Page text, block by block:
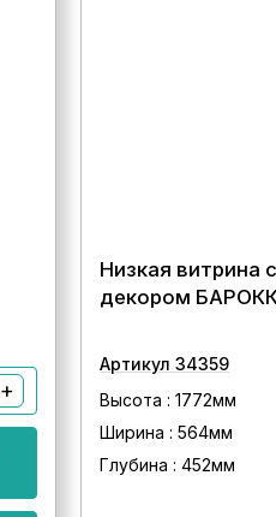
+
Низкая витрина
декором
Артикул 34359
Высота : 1772мм
Ширина : 564мм
Глубина : 452мм